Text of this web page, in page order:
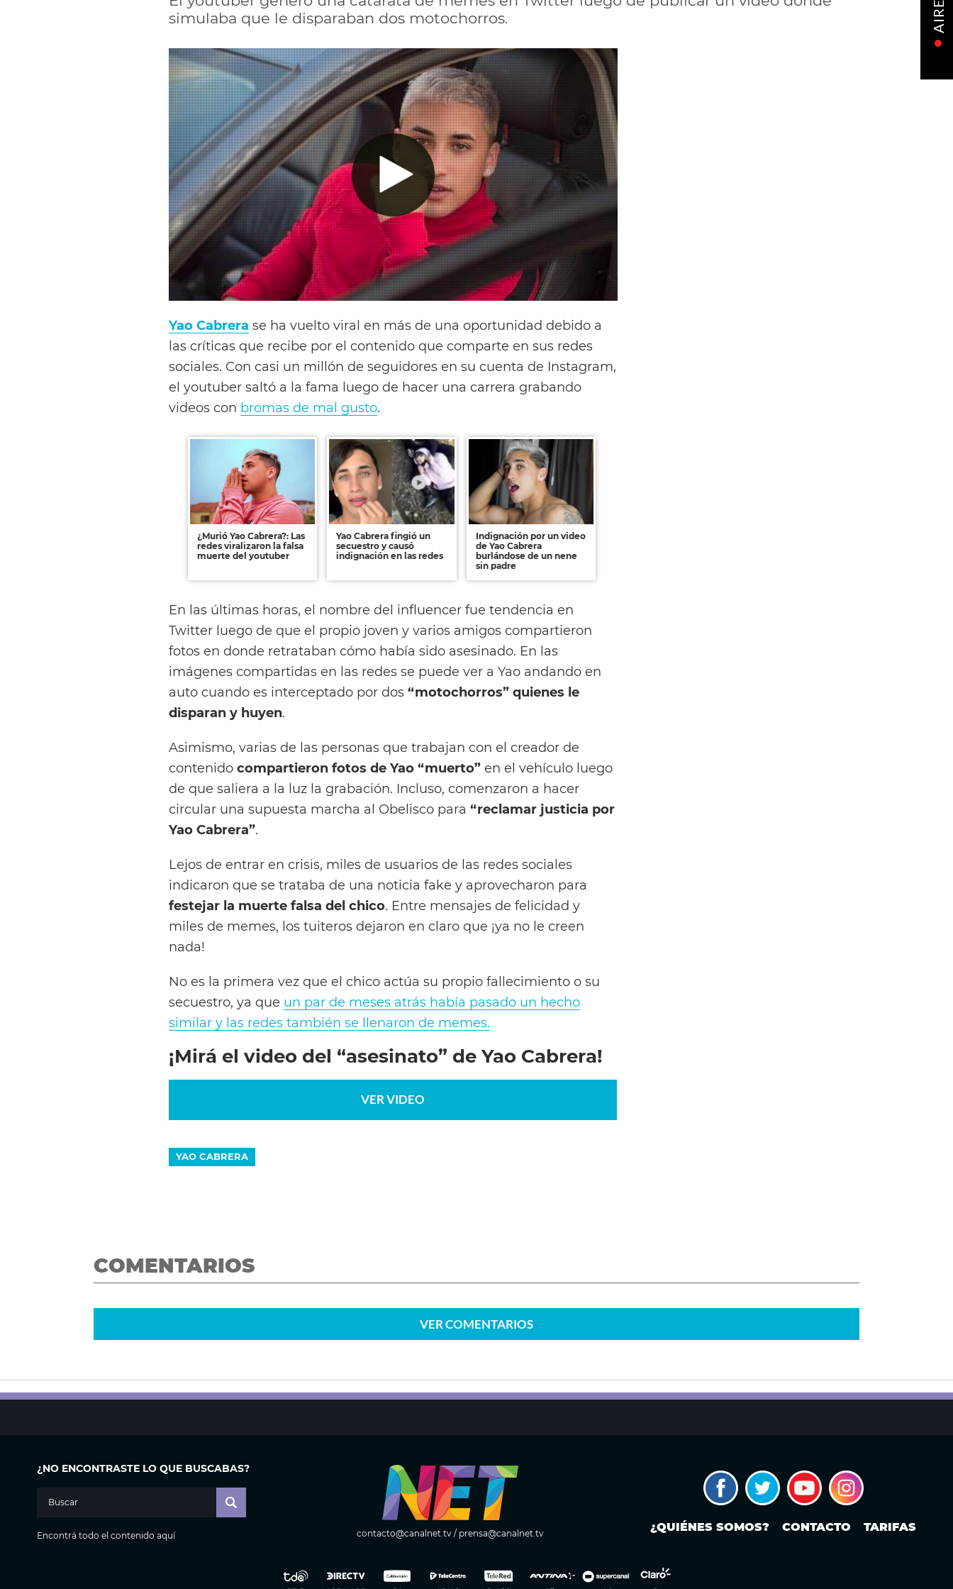
simulaba que le disparaban dos motochorros.
Yao Cabrera se ha vuelto viral en más de una oportunidad debido a
las críticas que recibe por el contenido que comparte en sus redes
sociales. Con casi un millón de seguidores en su cuenta de Instagram,
el youtuber saltó a la fama luego de hacer una carrera grabando
videos con bromas de mal gusto.
¿Murió Yao Cabrera?: Las
redes viralizaron la falsa
muerte del youtuber
Yao Cabrera fingió un
secuestro y causó
indignación en las redes
Indignación por un video
de Yao Cabrera
burlándose de un nene
sin padre
En las últimas horas, el nombre del influencer fue tendencia en
Twitter luego de que el propio joven y varios amigos compartieron
fotos en donde retrataban cómo había sido asesinado. En las
imágenes compartidas en las redes se puede ver a Yao andando en
auto cuando es interceptado por dos “motochorros” quienes le
disparan y huyen.
Asimismo, varias de las personas que trabajan con el creador de
contenido compartieron fotos de Yao “muerto” en el vehículo luego
de que saliera a la luz la grabación. Incluso, comenzaron a hacer
circular una supuesta marcha al Obelisco para “reclamar justicia por
Yao Cabrera”.
Lejos de entrar en crisis, miles de usuarios de las redes sociales
indicaron que se trataba de una noticia fake y aprovecharon para
festejar la muerte falsa del chico. Entre mensajes de felicidad y
miles de memes, los tuiteros dejaron en claro que ¡ya no le creen
nada!
No es la primera vez que el chico actúa su propio fallecimiento o su
secuestro, ya que un par de meses atrás había pasado un hecho
similar y las redes también se llenaron de memes.
¡Mirá el video del “asesinato” de Yao Cabrera!
VER VIDEO
YAO CABRERA
COMENTARIOS
VERCOMENTARIOS
¿NO ENCONTRASTE LO QUE BUSCABAS?
Encontrá todo el contenido aquí contacto@canalnet.tv/ prensa@canalnet.tv ¿QUIÉNES SOMOS? CONTACTO TARIFAS
AIRE